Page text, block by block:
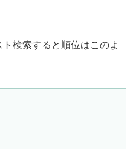
検索すると順位はこのよ